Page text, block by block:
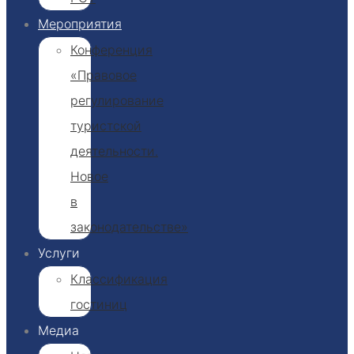
Мероприятия
Конференция
«Правовое
регулирование
туристской
деятельности.
Новое
в
законодательстве»
Услуги
Классификация
гостиниц​
Медиа